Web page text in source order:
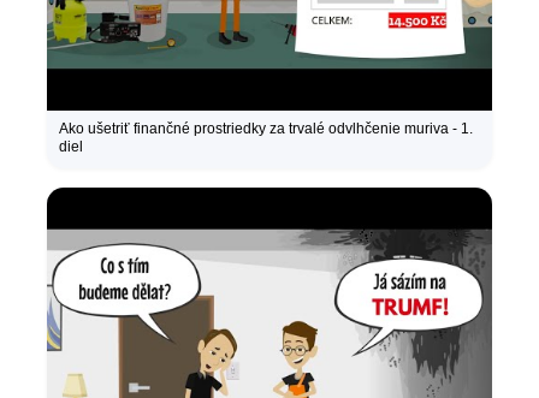
Ako ušetriť finančné prostriedky za trvalé odvlhčenie muriva - 1.
diel